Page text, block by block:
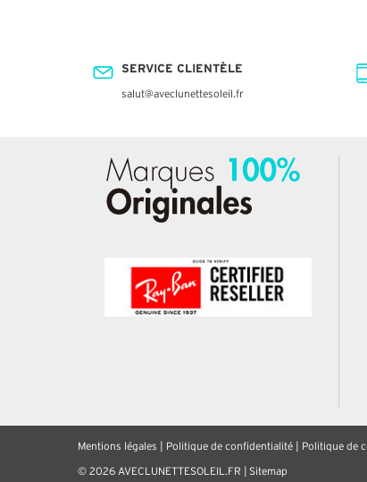
SERVICE CLIENTÈLE
salut@aveclunettesoleil.fr
Mentions légales Politique de confidentialité Politique de
© 2026 AVECLUNETTESOLEIL.FR | Sitemap